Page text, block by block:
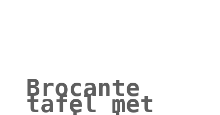
Brocante
tafel met